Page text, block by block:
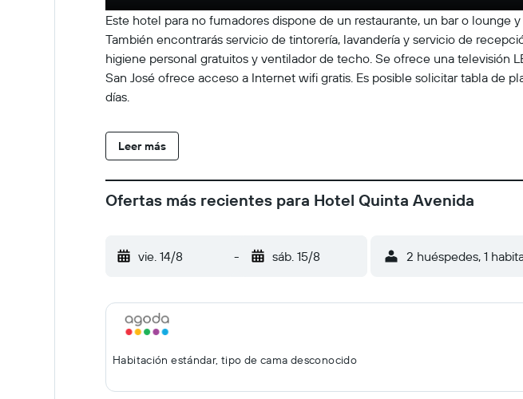
Este hotel para no fumadores dispone de un restaurante, un bar o
También encontrarás servicio de tintorería, lavandería y servicio de
higiene personal gratuitos y ventilador de techo. Se ofrece una televisión
San José ofrece acceso a Internet wifi gratis. Es posible solicitar tabla de
días.
Leer más
Ofertas más recientes para Hotel Quinta Avenida
vie. 14/8 - sáb. 15/8 2 huéspedes, 1
Habitación estándar, tipo de cama desconocido